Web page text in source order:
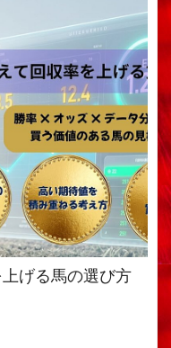
げる馬の選び方